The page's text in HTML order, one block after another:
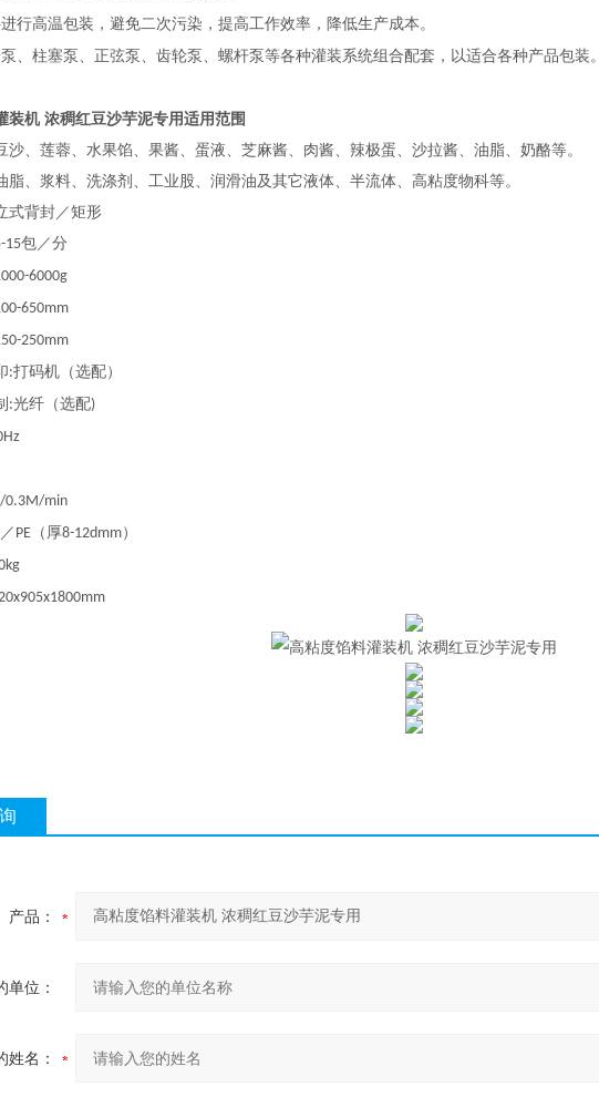
行高温包装，避免二次污染，提高工作效率，降低生产成本。
、柱塞泵、正弦泵、齿轮泵、螺杆泵等各种灌装系统组合配套，以适合各种产品包装。
装机 浓稠红豆沙芋泥专用适用范围
沙、莲蓉、水果馅、果酱、蛋液、芝麻酱、肉酱、辣极蛋、沙拉酱、油脂、奶酪等。
脂、浆料、洗涤剂、工业股、润滑油及其它液体、半流体、高粘度物科等。
式背封／矩形
15包／分
6000g
650mm
250mm
:打码机（选配）
:光纤（选配)
0.3M/min
／ PE （厚8-12dmm）
产品：
单位：
姓名：